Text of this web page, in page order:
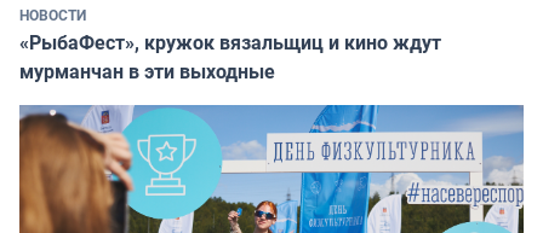
НОВОСТИ
«РыбаФест», кружок вязальщиц и кино ждут
мурманчан в эти выходные